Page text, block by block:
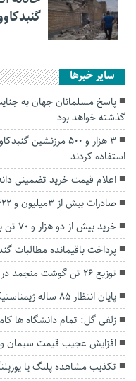
سایر خبرها
پاسخ مسلمانان جهان به
گذشته خواهد بود
۳ هزار و ۵۰۰
استفاده کردند
اعلام قیمت خرید تضمینی
صادرات بیش از ۳میلیون و ۴۲۲هزار دلاری صنایع‌دستی از گلستان
خرید بیش از دو هزار و ۷۰ تن بذر گندم در گلستان
پرداخت باقیمانده مطالبات
توزیع ۲۶ تن گوشت منجمد در نمایشگاه کالای اساسی گنبدکاووس
پایان انتظار ۸۵ ساله ژیمناستیک ایران با ورزشکار گلستانی
زلفی گل: تمام دانشگاه ها
افزایش عجیب قیمت سیمان و
تکذیب مشاهده پلنگ یا